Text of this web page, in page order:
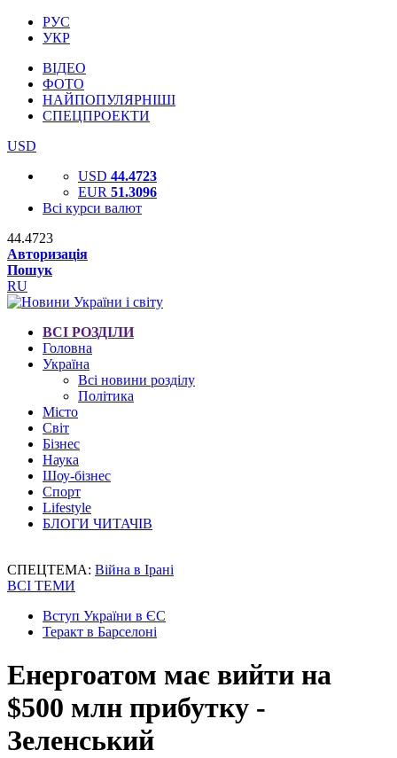
РУС
УКР
ВІДЕО
ФОТО
НАЙПОПУЛЯРНІШІ
СПЕЦПРОЕКТИ
USD
USD 44.4723
EUR 51.3096
Всі курси валют
44.4723
Авторизація
Пошук
RU
ВСІ РОЗДІЛИ
Головна
Україна
Всі новини розділу
Політика
Місто
Світ
Бізнес
Наука
Шоу-бізнес
Спорт
Lifestyle
БЛОГИ ЧИТАЧІВ
СПЕЦТЕМА: Війна в Ірані
ВСІ ТЕМИ
Вступ України в ЄС
Теракт в Барселоні
Енергоатом має вийти на
$500 млн прибутку -
Зеленський